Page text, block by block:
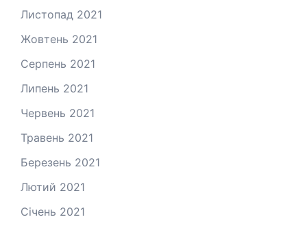
Листопад 2021
Жовтень 2021
Серпень 2021
Липень 2021
Червень 2021
Травень 2021
Березень 2021
Лютий 2021
Січень 2021